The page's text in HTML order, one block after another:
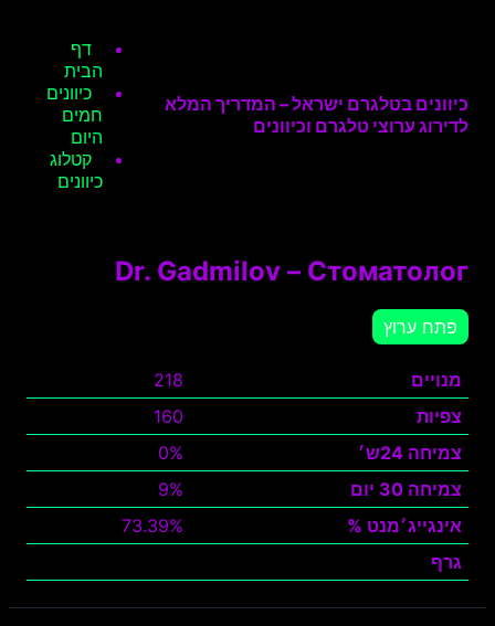
כיוונים בטלגרם ישראל – המדריך המלא
לדירוג ערוצי טלגרם וכיוונים
דף
הבית
כיוונים
חמים
היום
קטלוג
כיוונים
Dr. Gadmilov – Стоматолог
פתח ערוץ
מנויים
218
צפיות
160
צמיחה 24ש׳
0%
צמיחה 30 יום
9%
אינגייג׳מנט %
73.39%
גרף